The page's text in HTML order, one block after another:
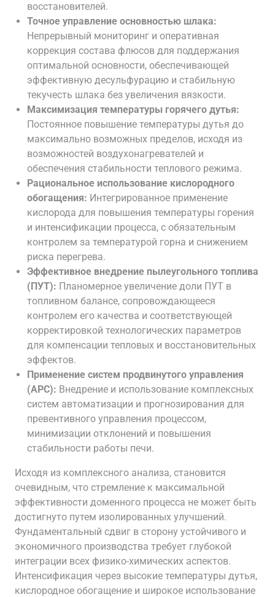
восстановителей.
Точное управление основностью шлака:
Непрерывный мониторинг и оперативная
коррекция состава флюсов для поддержания
оптимальной основности, обеспечивающей
эффективную десульфурацию и стабильную
текучесть шлака без увеличения вязкости.
Максимизация температуры горячего дутья:
Постоянное повышение температуры дутья до
максимально возможных пределов, исходя из
возможностей воздухонагревателей и
обеспечения стабильности теплового режима.
Рациональное использование кислородного
обогащения: Интегрированное применение
кислорода для повышения температуры горения
и интенсификации процесса, с обязательным
контролем за температурой горна и снижением
риска перегрева.
Эффективное внедрение пылеугольного топлива
(ПУТ): Планомерное увеличение доли ПУТ в
топливном балансе, сопровождающееся
контролем его качества и соответствующей
корректировкой технологических параметров
для компенсации тепловых и восстановительных
эффектов.
Применение систем продвинутого управления
(APC): Внедрение и использование комплексных
систем автоматизации и прогнозирования для
превентивного управления процессом,
минимизации отклонений и повышения
стабильности работы печи.
Исходя из комплексного анализа, становится
очевидным, что стремление к максимальной
эффективности доменного процесса не может быть
достигнуто путем изолированных улучшений.
Фундаментальный сдвиг в сторону устойчивого и
экономичного производства требует глубокой
интеграции всех физико-химических аспектов.
Интенсификация через высокие температуры дутья,
кислородное обогащение и широкое использование